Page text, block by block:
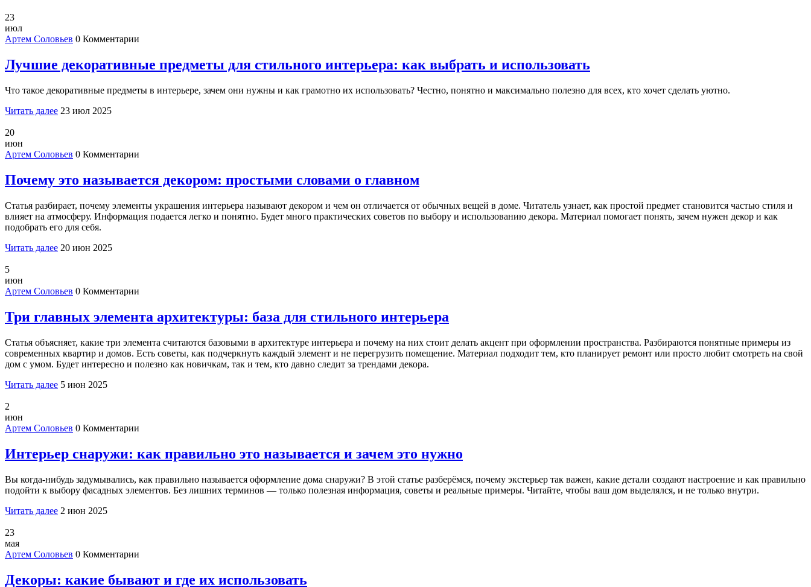
23
июл
Артем Соловьев 0 Комментарии
Лучшие декоративные предметы для стильного интерьера: как выбрать и использовать
Что такое декоративные предметы в интерьере, зачем они нужны и как грамотно их использовать? Честно, понятно и максимально полезно для всех, кто хочет сделать уютно.
Читать далее 23 июл 2025
20
июн
Артем Соловьев 0 Комментарии
Почему это называется декором: простыми словами о главном
Статья разбирает, почему элементы украшения интерьера называют декором и чем он отличается от обычных вещей в доме. Читатель узнает, как простой предмет становится частью стиля и
влияет на атмосферу. Информация подается легко и понятно. Будет много практических советов по выбору и использованию декора. Материал помогает понять, зачем нужен декор и как
подобрать его для себя.
Читать далее 20 июн 2025
5
июн
Артем Соловьев 0 Комментарии
Три главных элемента архитектуры: база для стильного интерьера
Статья объясняет, какие три элемента считаются базовыми в архитектуре интерьера и почему на них стоит делать акцент при оформлении пространства. Разбираются понятные примеры из
современных квартир и домов. Есть советы, как подчеркнуть каждый элемент и не перегрузить помещение. Материал подходит тем, кто планирует ремонт или просто любит смотреть на свой
дом с умом. Будет интересно и полезно как новичкам, так и тем, кто давно следит за трендами декора.
Читать далее 5 июн 2025
2
июн
Артем Соловьев 0 Комментарии
Интерьер снаружи: как правильно это называется и зачем это нужно
Вы когда-нибудь задумывались, как правильно называется оформление дома снаружи? В этой статье разберёмся, почему экстерьер так важен, какие детали создают настроение и как правильно
подойти к выбору фасадных элементов. Без лишних терминов — только полезная информация, советы и реальные примеры. Читайте, чтобы ваш дом выделялся, и не только внутри.
Читать далее 2 июн 2025
23
мая
Артем Соловьев 0 Комментарии
Декоры: какие бывают и где их использовать